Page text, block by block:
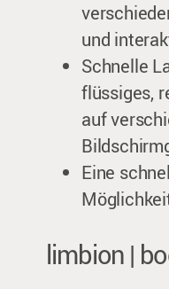
und
Schnelle
flüssiges,
auf
Eine
limbion |